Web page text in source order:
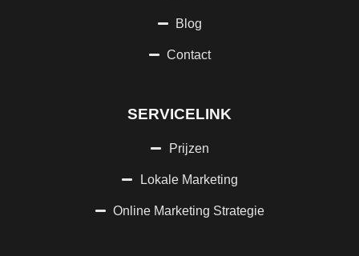
Blog
Contact
SERVICELINK
Prijzen
Lokale Marketing
Online Marketing Strategie